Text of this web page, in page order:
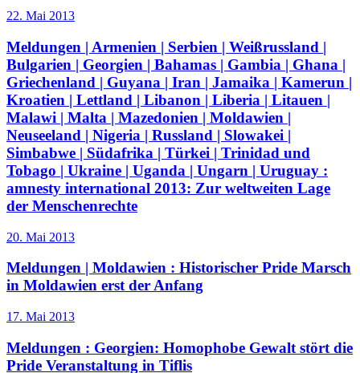
22. Mai 2013
Meldungen | Armenien | Serbien | Weißrussland |
Bulgarien | Georgien | Bahamas | Gambia | Ghana |
Griechenland | Guyana | Iran | Jamaika | Kamerun |
Kroatien | Lettland | Libanon | Liberia | Litauen |
Malawi | Malta | Mazedonien | Moldawien |
Neuseeland | Nigeria | Russland | Slowakei |
Simbabwe | Südafrika | Türkei | Trinidad und
Tobago | Ukraine | Uganda | Ungarn | Uruguay :
amnesty international 2013: Zur weltweiten Lage
der Menschenrechte
20. Mai 2013
Meldungen | Moldawien : Historischer Pride Marsch
in Moldawien erst der Anfang
17. Mai 2013
Meldungen : Georgien: Homophobe Gewalt stört die
Pride Veranstaltung in Tiflis